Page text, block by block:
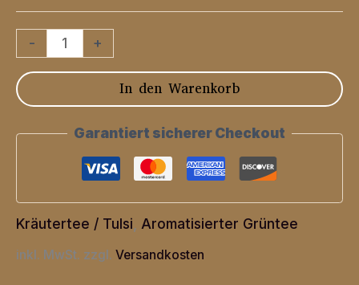
-
Valencia's
Früchte
+
In den Warenkorb
Garantiert sicherer Checkout
Kräutertee / Tulsi Aromatisierter Grüntee
inkl. MwSt. zzgl. Versandkosten